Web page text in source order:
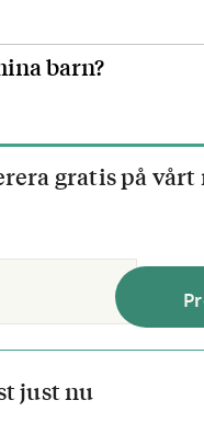
barn?
gratis på vårt
just nu